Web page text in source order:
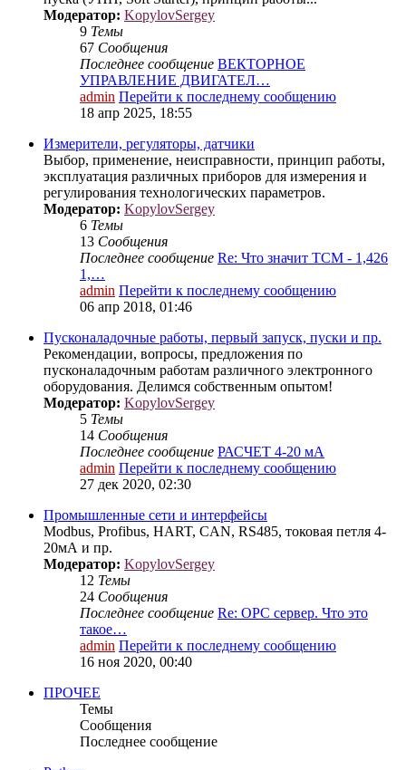
Модератор: KopylovSergey
9 Темы
67 Сообщения
Последнее сообщение ВЕКТОРНОЕ
УПРАВЛЕНИЕ ДВИГАТЕЛ…
admin Перейти к последнему сообщению
18 апр 2025, 18:55
Измерители, регуляторы, датчики
Выбор, применение, неисправности, принцип работы,
эксплуатация различных приборов для измерения и
регулирования технологических параметров.
Модератор: KopylovSergey
6 Темы
13 Сообщения
Последнее сообщение Re: Что значит ТСМ - 1,426
1,…
admin Перейти к последнему сообщению
06 апр 2018, 01:46
Пусконаладочные работы, первый запуск, пуски и пр.
Рекомендации, вопросы, предложения по
пусконаладочным работам различного электронного
оборудования. Делимся собственным опытом!
Модератор: KopylovSergey
5 Темы
14 Сообщения
Последнее сообщение РАСЧЕТ 4-20 мА
admin Перейти к последнему сообщению
27 дек 2020, 02:30
Промышленные сети и интерфейсы
Modbus, Profibus, HART, CAN, RS485, токовая петля 4-
20мА и пр.
Модератор: KopylovSergey
12 Темы
24 Сообщения
Последнее сообщение Re: OPC сервер. Что это
такое…
admin Перейти к последнему сообщению
16 ноя 2020, 00:40
ПРОЧЕЕ
Темы
Сообщения
Последнее сообщение